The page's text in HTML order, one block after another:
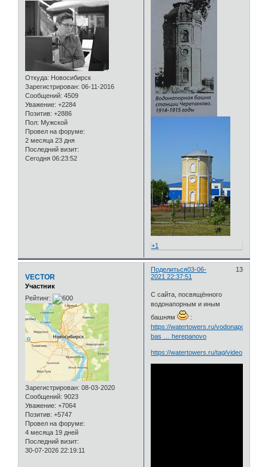
Откуда: Новосибирск
Зарегистрирован: 06-11-2016
Сообщений: 4509
Уважение: +2284
Позитив: +2886
Пол: Мужской
Провел на форуме:
2 месяца 23 дня
Последний визит:
Сегодня 06:23:52
+1
Поделиться 13
03-06-
2021 22:37:51
VECTOR
Участник
Рейтинг:
Зарегистрирован: 08-03-2020
Сообщений: 9023
Уважение: +7064
Позитив: +5747
Провел на форуме:
4 месяца 19 дней
Последний визит:
30-07-2026 22:19:11
С сайта, посвящённого
водонапорным и иным
башням
:
https://watertowers.ru/vodonapornye-
bas … herepanovo
https://watertowers.ru/tag/video